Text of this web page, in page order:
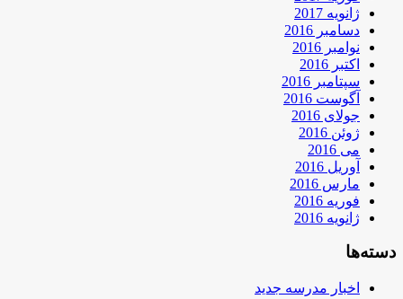
ژانویه 2017
دسامبر 2016
نوامبر 2016
اکتبر 2016
سپتامبر 2016
آگوست 2016
جولای 2016
ژوئن 2016
می 2016
آوریل 2016
مارس 2016
فوریه 2016
ژانویه 2016
دسته‌ها
اخبار مدرسه جدید